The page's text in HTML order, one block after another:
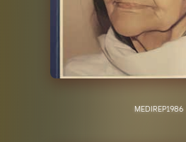
MEDIREP1986